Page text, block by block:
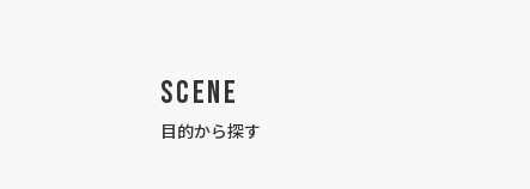
Scene
目的から探す